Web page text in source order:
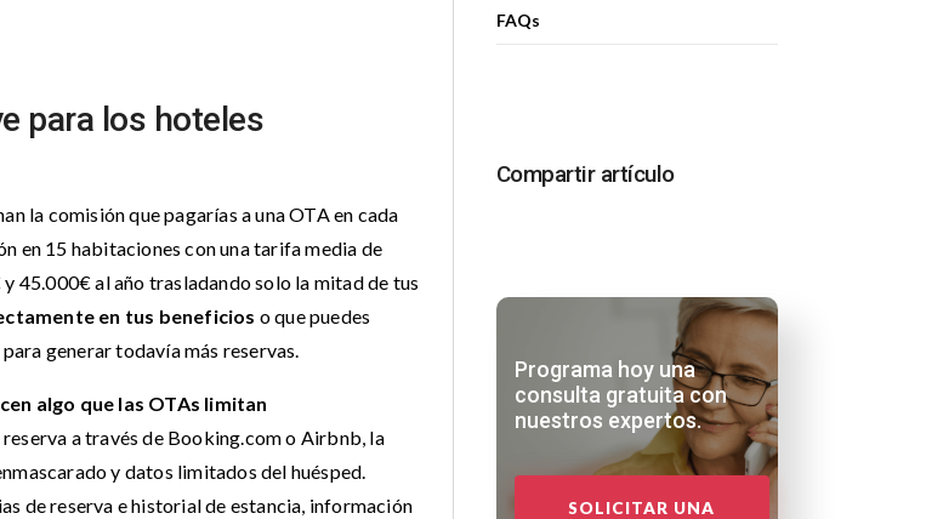
para los hoteles
la comisión que pagarías a una OTA en cada
en 15 habitaciones con una tarifa media de
45.000€ al año trasladando solo la mitad de tus
en tus beneficios o que puedes
generar todavía más reservas.
algo que las OTAs limitan
reserva a través de Booking.com o Airbnb, la
y datos limitados del huésped.
de reserva e historial de estancia, información
FAQs
Compartir artículo
Programa hoy una
consulta gratuita con
nuestros expertos.
SOLICITAR UNA